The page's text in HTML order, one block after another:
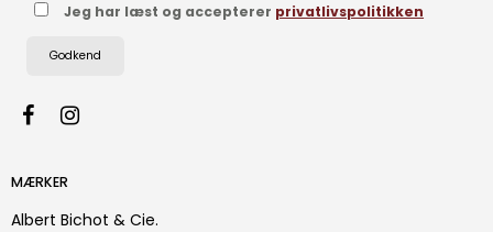
Jeg har læst og accepterer privatlivspolitikken
Godkend
MÆRKER
Albert Bichot & Cie.